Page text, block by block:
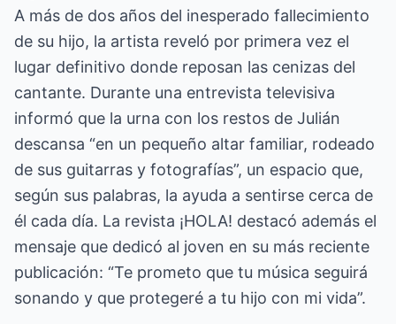
A más de dos años del inesperado fallecimiento
de su hijo, la artista reveló por primera vez el
lugar definitivo donde reposan las cenizas del
cantante. Durante una entrevista televisiva
informó que la urna con los restos de Julián
descansa “en un pequeño altar familiar, rodeado
de sus guitarras y fotografías”, un espacio que,
según sus palabras, la ayuda a sentirse cerca de
él cada día. La revista ¡HOLA! destacó además el
mensaje que dedicó al joven en su más reciente
publicación: “Te prometo que tu música seguirá
sonando y que protegeré a tu hijo con mi vida”.